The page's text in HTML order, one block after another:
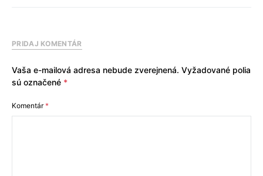
PRIDAJ KOMENTÁR
Vaša e-mailová adresa nebude zverejnená. Vyžadované polia
sú označené *
Komentár*